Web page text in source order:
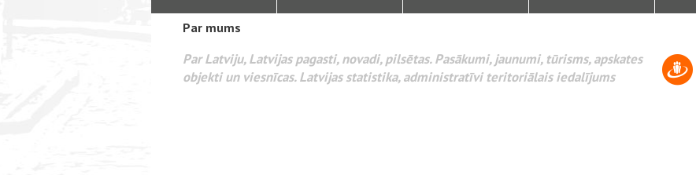
Par mums
Par Latviju, Latvijas pagasti, novadi, pilsētas. Pasākumi, jaunumi, tūrisms, apskates
objekti un viesnīcas. Latvijas statistika, administratīvi teritoriālais iedalījums